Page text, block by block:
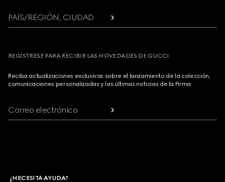
PAÍS/REGIÓN, CIUDAD
REGÍSTRESE PARA RECIBIR LAS NOVEDADES DE GUCCI
Reciba actualizaciones exclusivas sobre el lanzamiento de la colección,
comunicaciones personalizadas y las últimas noticias de la Firma.
Correo electrónico
¿NECESITA AYUDA?